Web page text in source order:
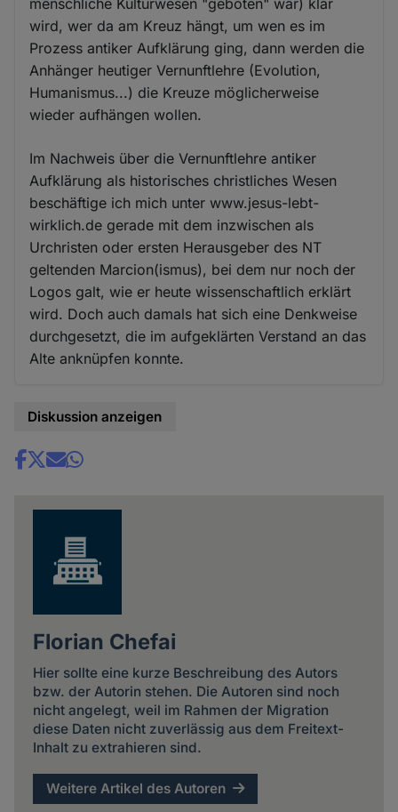
menschliche Kulturwesen "geboten" war) klar
wird, wer da am Kreuz hängt, um wen es im
Prozess antiker Aufklärung ging, dann werden die
Anhänger heutiger Vernunftlehre (Evolution,
Humanismus...) die Kreuze möglicherweise
wieder aufhängen wollen.
Im Nachweis über die Vernunftlehre antiker
Aufklärung als historisches christliches Wesen
beschäftige ich mich unter www.jesus-lebt-
wirklich.de gerade mit dem inzwischen als
Urchristen oder ersten Herausgeber des NT
geltenden Marcion(ismus), bei dem nur noch der
Logos galt, wie er heute wissenschaftlich erklärt
wird. Doch auch damals hat sich eine Denkweise
durchgesetzt, die im aufgeklärten Verstand an das
Alte anknüpfen konnte.
Diskussion anzeigen
Share
Florian Chefai
Hier sollte eine kurze Beschreibung des Autors
bzw. der Autorin stehen. Die Autoren sind noch
nicht angelegt, weil im Rahmen der Migration
diese Daten nicht zuverlässig aus dem Freitext-
Inhalt zu extrahieren sind.
Weitere Artikel des Autoren